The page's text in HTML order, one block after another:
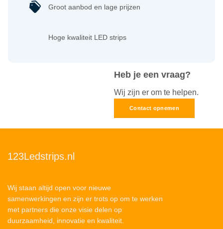
Heb je een vraag?
Wij zijn er om te helpen.
Contact opnemen
Groot aanbod en lage prijzen
Hoge kwaliteit LED strips
123Ledstrips.nl
Wij staan altijd open voor nieuwe
samenwerkingen en zijn er trots op om te werken
met partners die onze visie delen op
duurzaamheid, innovatie en kwaliteit.